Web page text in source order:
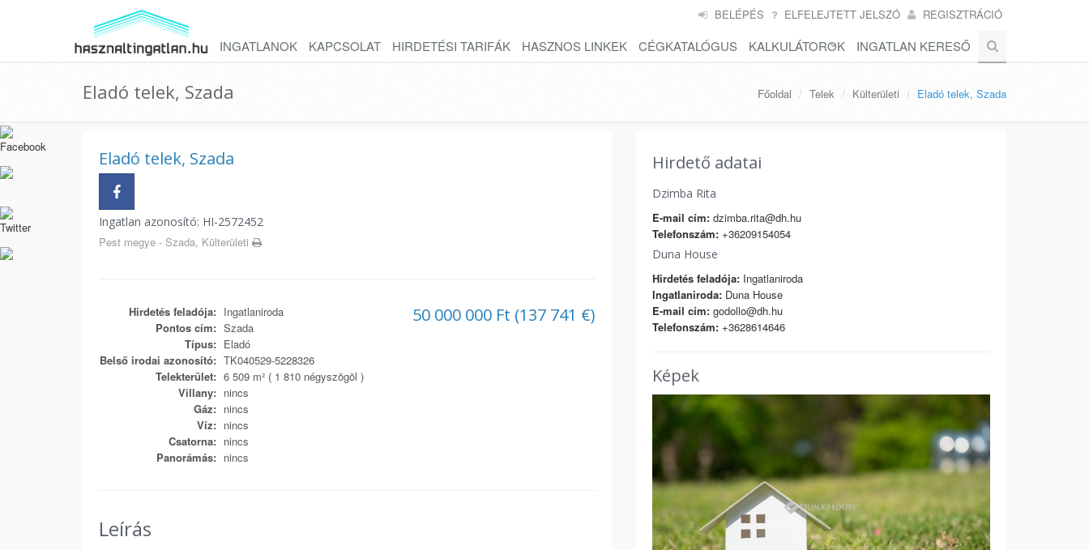
BELÉPÉS ELFELEJTETT JELSZÓ REGISZTRÁCIÓ
INGATLANOK KAPCSOLAT HIRDETÉSI TARIFÁK HASZNOS LINKEK CÉGKATALÓGUS KALKULÁTOROK INGATLAN KERESŐ
Eladó telek, Szada Főoldal Telek Külterületi Eladó telek, Szada
Eladó telek, Szada
Ingatlan azonosító: HI-2572452
Pest megye - Szada, Külterületi
50 000 000 Ft (137 741 €)
Hirdetés feladója: Ingatlaniroda
Pontos cím: Szada
Típus: Eladó
Belső irodai azonosító: TK040529-5228326
Telekterület: 6 509 m² ( 1 810 négyszögöl )
Villany: nincs
Gáz: nincs
Víz: nincs
Csatorna: nincs
Panorámás: nincs
Leírás
Hirdető adatai
Dzimba Rita
E-mail cím:dzimba.rita@dh.hu
Telefonszám:+36209154054
Duna House
Hirdetés feladója:Ingatlaniroda
Ingatlaniroda:Duna House
E-mail cím:godollo@dh.hu
Telefonszám:+3628614646
Képek